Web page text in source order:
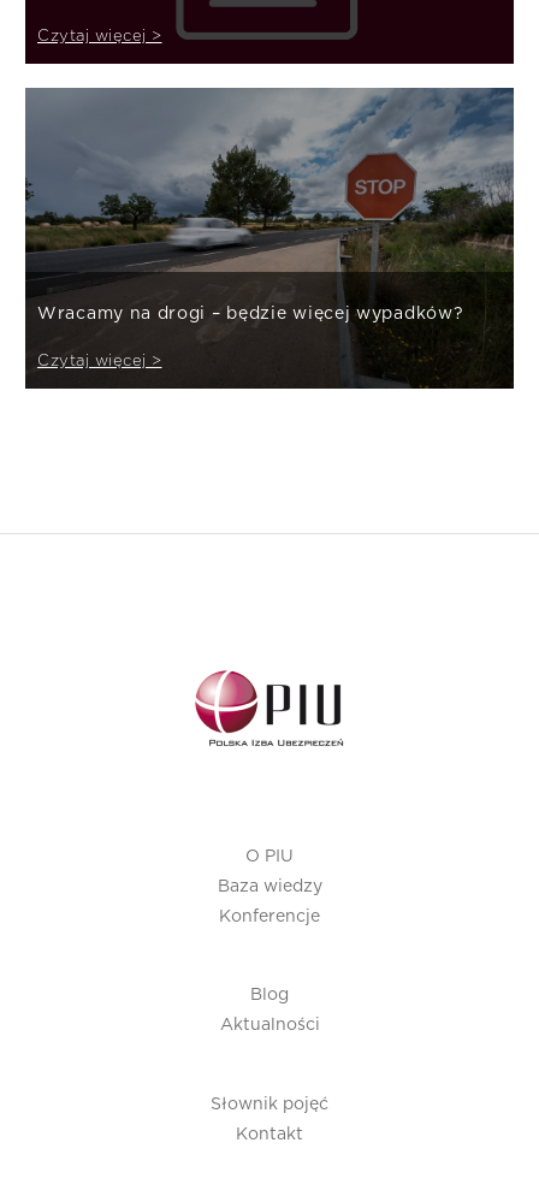
majątkowych
Czytaj więcej >
Wracamy na drogi – będzie więcej wypadków?
Czytaj więcej >
O PIU
Baza wiedzy
Konferencje
Blog
Aktualności
Słownik pojęć
Kontakt